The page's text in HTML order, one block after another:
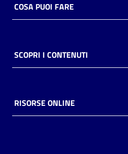
COSA PUOI FARE
SCOPRI I CONTENUTI
RISORSE ONLINE